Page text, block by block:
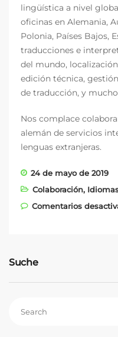
lingüística a nivel
oficinas en Alemania,
Polonia, Países Bajos,
traducciones e
del mundo,
edición técnica,
de traducción, y
Nos complace
alemán de servicios
lenguas extranjeras.
24 de mayo de 2019
Colaboración,
Comentarios
Suche